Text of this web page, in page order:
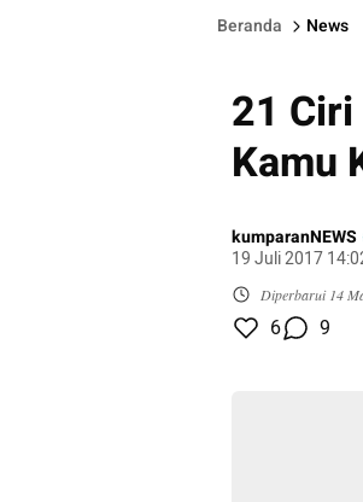
Beranda News
21
Kamu
kumparanNEWS
19 Juli 2017
Diperbarui 14
6 9